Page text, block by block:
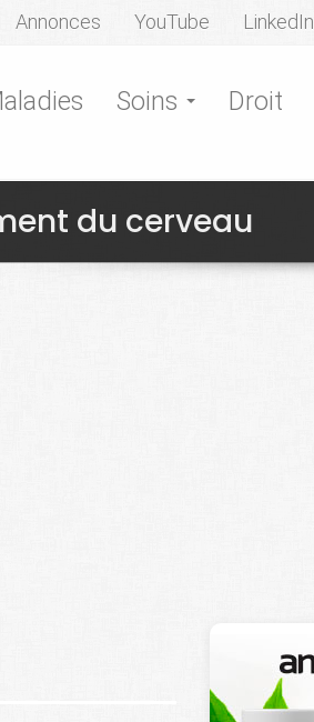
Annonces YouTube LinkedIn
Soins Droit
du cerveau